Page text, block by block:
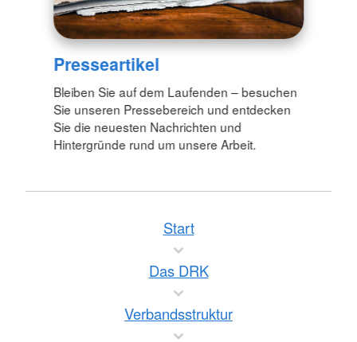
Presseartikel
Bleiben Sie auf dem Laufenden – besuchen
Sie unseren Pressebereich und entdecken
Sie die neuesten Nachrichten und
Hintergründe rund um unsere Arbeit.
Start
Das DRK
Verbandsstruktur